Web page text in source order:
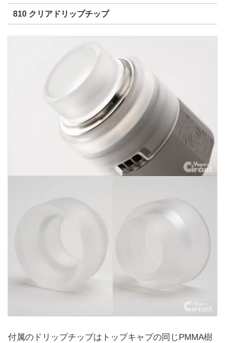
810 クリアドリップチップ
付属のドリップチップはトップキャプの同じPMMA樹